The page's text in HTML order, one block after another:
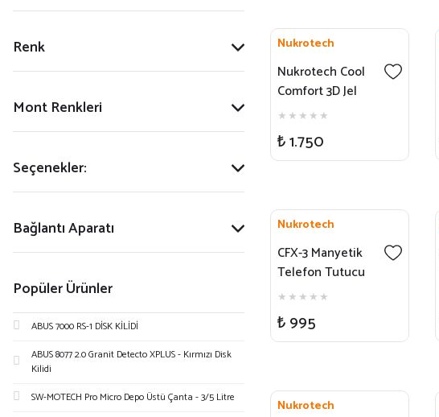
Renk
Mont Renkleri
Seçenekler:
Bağlantı Aparatı
Popüler Ürünler
ABUS 7000 RS-1 DİSK KİLİDİ
ABUS 8077 2.0 Granit Detecto XPLUS - Kırmızı Disk
Kilidi
SW-MOTECH Pro Micro Depo Üstü Çanta - 3/5 Litre
Nukrotech
Nukrotech Cool
Comfort 3D Jel
Sele Minderi -
Pillion
₺ 1.750
Nukrotech
CFX-3 Manyetik
Telefon Tutucu
(Vakumlu –
MagSafe Uyumlu)
₺ 995
Nukrotech